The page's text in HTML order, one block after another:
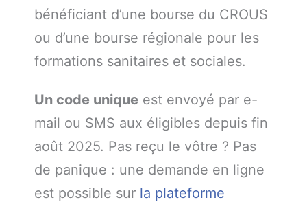
bénéficiant d’une bourse du CROUS
ou d’une bourse régionale pour les
formations sanitaires et sociales.
Un code unique est envoyé par e-
mail ou SMS aux éligibles depuis fin
août 2025. Pas reçu le vôtre ? Pas
de panique : une demande en ligne
est possible sur la plateforme